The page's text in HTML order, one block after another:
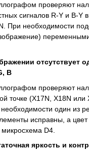
проверяют
сигналов R-Y и B-Y
При необходимости
отсутствует
В
проверяют
точке (X17N, X18N или
один из
исправны, а цвет
D4.
яркость и